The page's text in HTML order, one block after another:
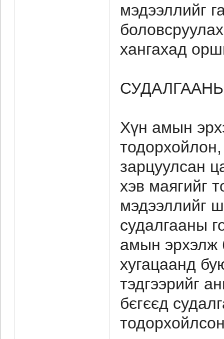
мэдээллийг
хангахад
Хүн амын
тодорхойлон,
зарцуулсан
хэв маягийг
мэдээллийг
судалгааны
амын эрхэлж
хугацаанд
тэдгээрийг
бєгєєд